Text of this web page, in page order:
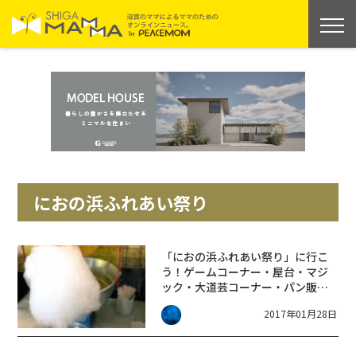
におの浜ふれあい祭り
「におの浜ふれあい祭り」に行こ
う！ゲームコーナー・屋台・マジ
ック・大道芸コーナー・パン販売
など☆入場無料
2017年01月28日